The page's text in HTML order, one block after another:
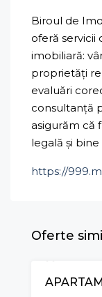
Biroul de
oferă
imobiliară:
proprietăți
evaluări
consultanță
asigurăm că
legală și
https://
Oferte